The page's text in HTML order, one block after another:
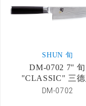
SHUN 旬
DM-0702 7" 旬
"CLASSIC" 三德
DM-0702